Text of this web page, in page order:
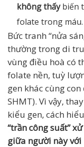
không thấybiến
folate trong máu.
Bức tranh “nửa
thường trong di
vùng điều hoà có
folate nền, tuỳ
gen khác cùng
SHMT). Vì vậy,
kiểu gen, cách
“trần công suất”
giữa người này